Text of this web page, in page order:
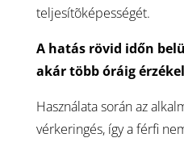
teljesítõképességét.
A hatás rövid időn
akár több óráig
Használata során az
vérkeringés, így a férfi